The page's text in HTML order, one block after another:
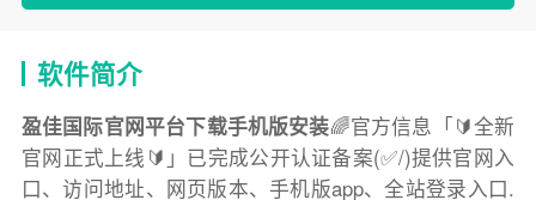
软件简介
盈佳国际官网平台下载手机版安装🌈官方信息「🔰全新
官网正式上线🔰」已完成公开认证备案(✅/)提供官网入
口、访问地址、网页版本、手机版app、全站登录入口.